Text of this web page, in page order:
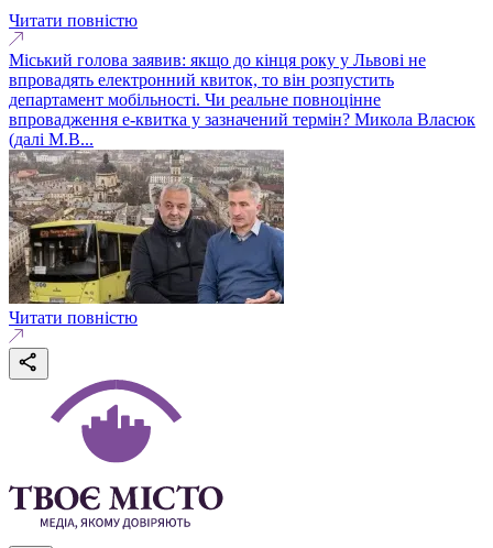
Читати повністю
Міський голова заявив: якщо до кінця року у Львові не
впровадять електронний квиток, то він розпустить
департамент мобільності. Чи реальне повноцінне
впровадження е-квитка у зазначений термін? Микола Власюк
(далі М.В...
Читати повністю